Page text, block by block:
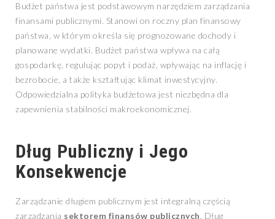
Budżet państwa jest podstawowym narzędziem zarządzania
finansami publicznymi. Stanowi on roczny plan finansowy
państwa, w którym określa się prognozowane dochody i
planowane wydatki. Budżet państwa wpływa na całą
gospodarkę, regulując popyt i podaż, wpływając na inflację i
bezrobocie, a także kształtując klimat inwestycyjny.
Odpowiedzialna polityka budżetowa jest niezbędna dla
zapewnienia stabilności makroekonomicznej.
Dług Publiczny i Jego
Konsekwencje
Zarządzanie długiem publicznym jest integralną częścią
zarządzania sektorem finansów publicznych. Dług